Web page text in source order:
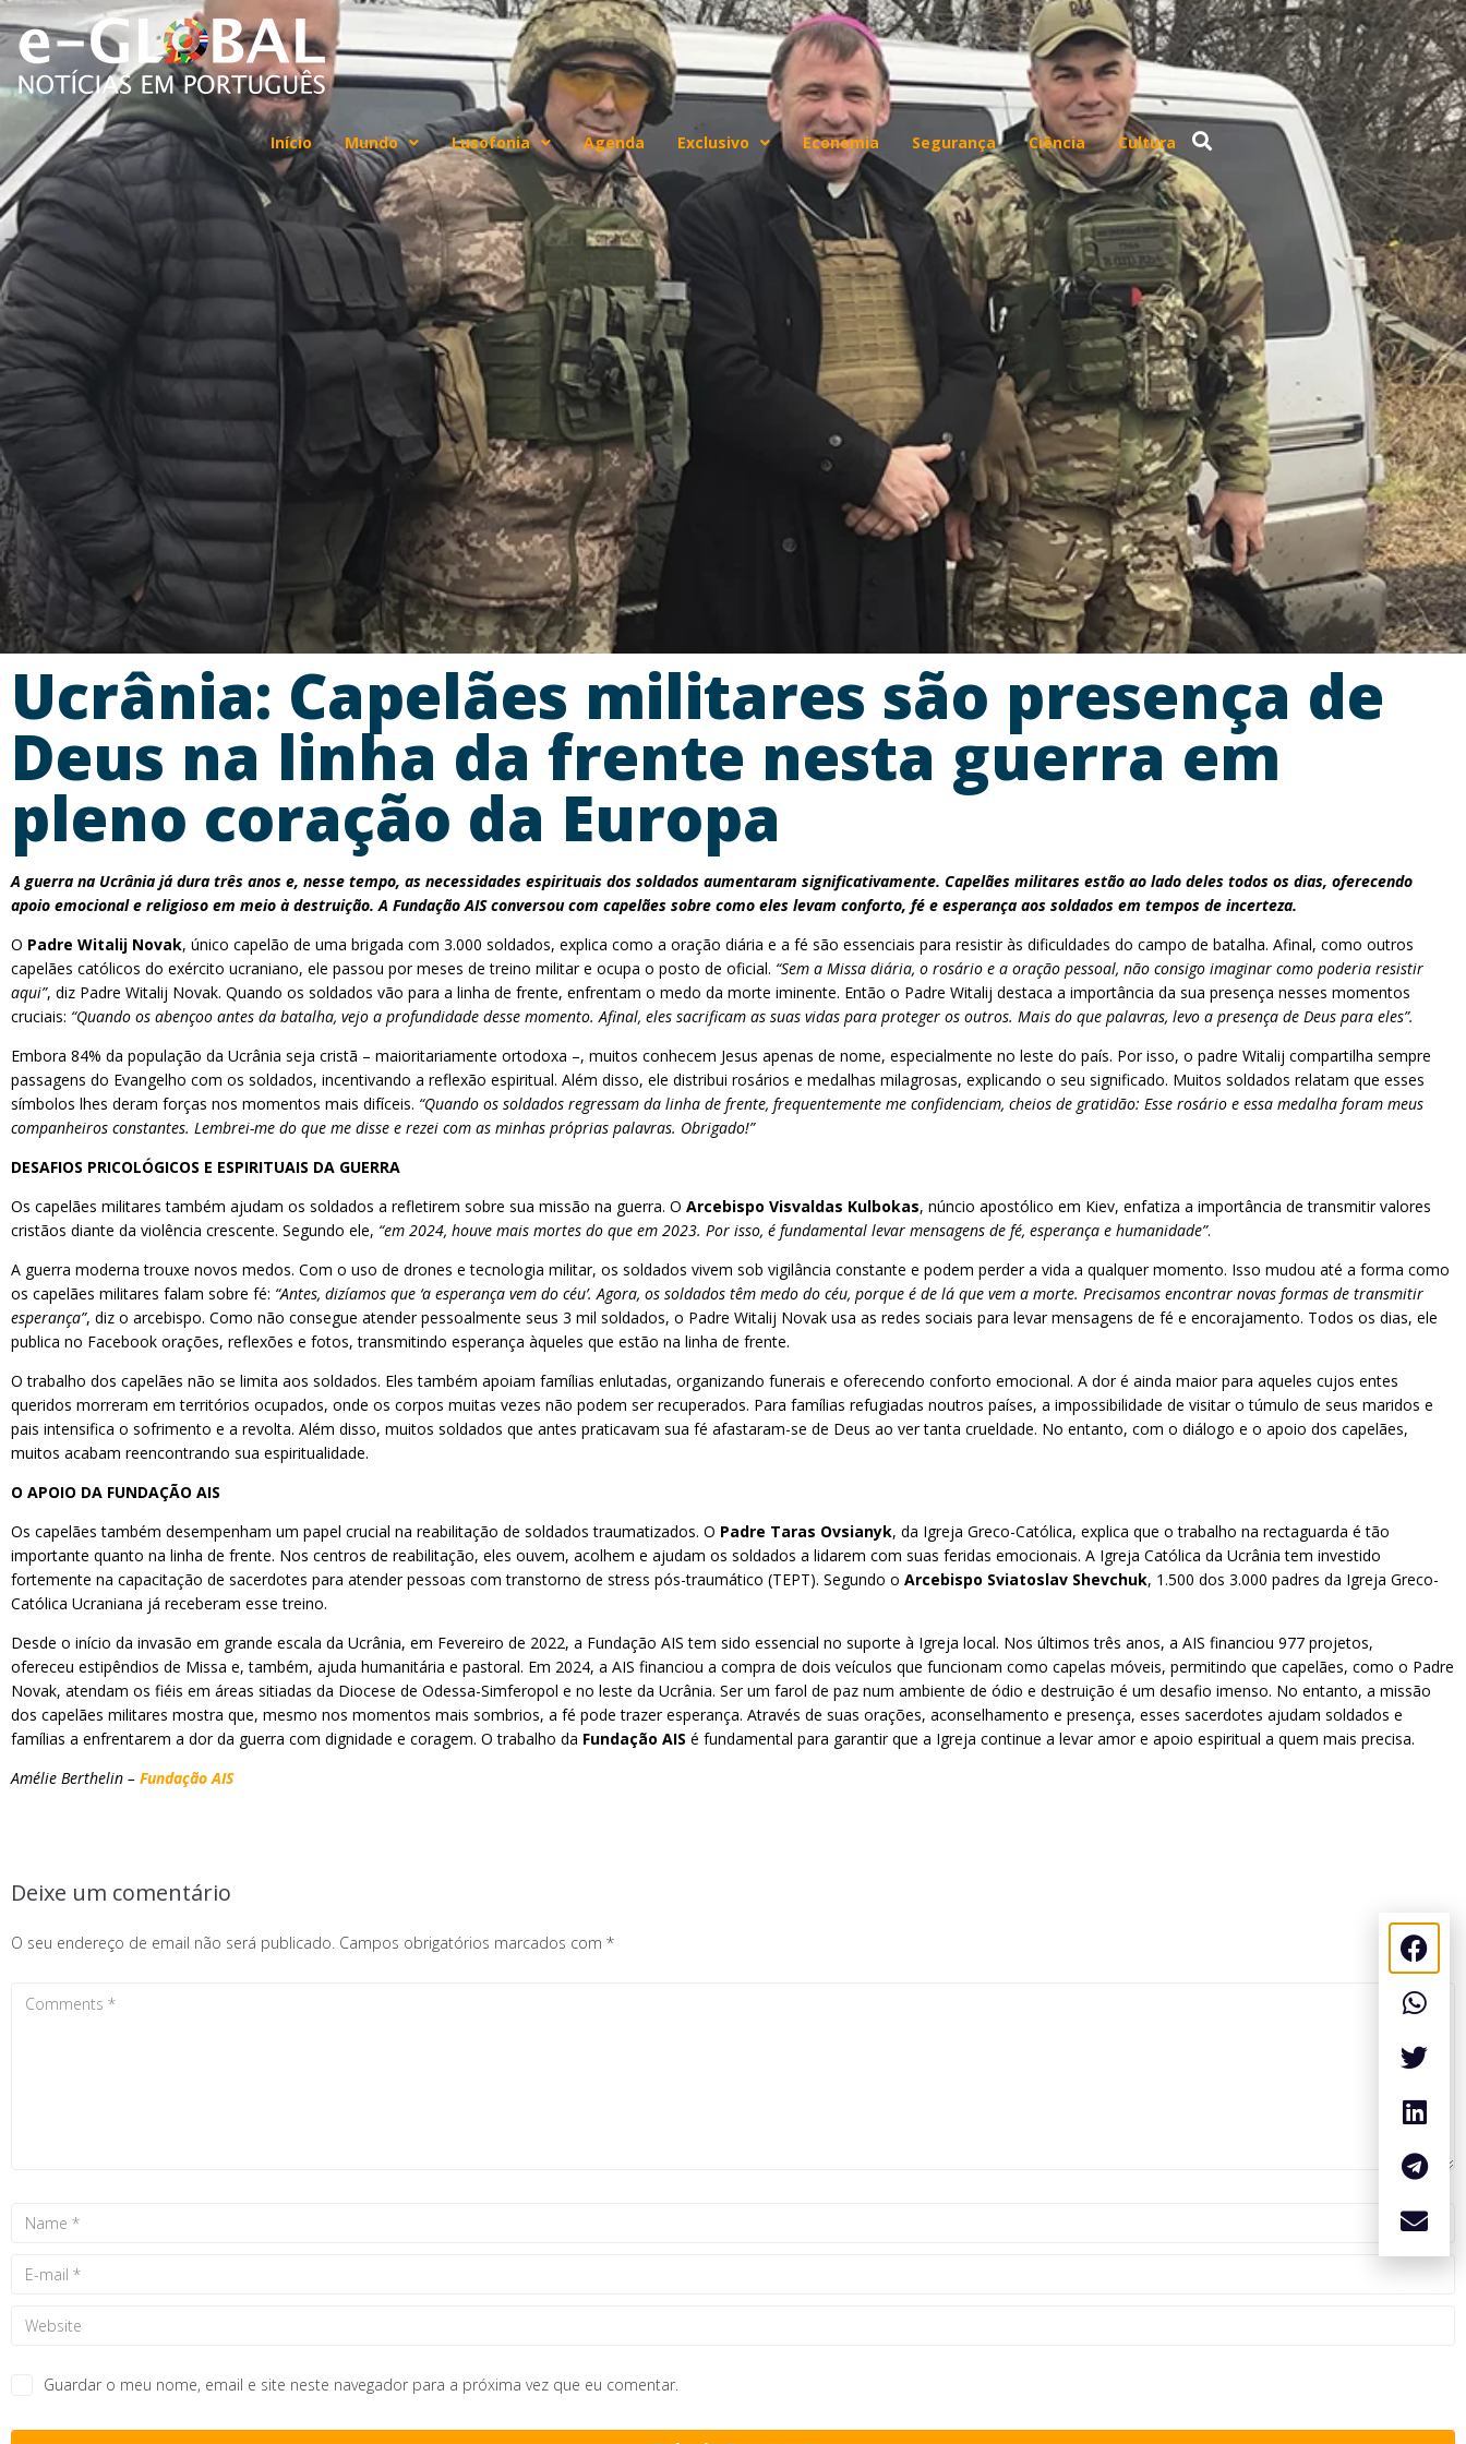
Início Mundo Lusofonia Agenda Exclusivo Economia Segurança Ciência Cultura
Ucrânia: Capelães militares são presença de
Deus na linha da frente nesta guerra em
pleno coração da Europa
A guerra na Ucrânia já dura três anos e, nesse tempo, as necessidades espirituais dos soldados aumentaram significativamente. Capelães militares estão ao lado deles todos os dias, oferecendo
apoio emocional e religioso em meio à destruição. A Fundação AIS conversou com capelães sobre como eles levam conforto, fé e esperança aos soldados em tempos de incerteza.
O Padre Witalij Novak, único capelão de uma brigada com 3.000 soldados, explica como a oração diária e a fé são essenciais para resistir às dificuldades do campo de batalha. Afinal, como outros
capelães católicos do exército ucraniano, ele passou por meses de treino militar e ocupa o posto de oficial. “Sem a Missa diária, o rosário e a oração pessoal, não consigo imaginar como poderia resistir
aqui”, diz Padre Witalij Novak. Quando os soldados vão para a linha de frente, enfrentam o medo da morte iminente. Então o Padre Witalij destaca a importância da sua presença nesses momentos
cruciais: “Quando os abençoo antes da batalha, vejo a profundidade desse momento. Afinal, eles sacrificam as suas vidas para proteger os outros. Mais do que palavras, levo a presença de Deus para eles”.
Embora 84% da população da Ucrânia seja cristã – maioritariamente ortodoxa –, muitos conhecem Jesus apenas de nome, especialmente no leste do país. Por isso, o padre Witalij compartilha sempre
passagens do Evangelho com os soldados, incentivando a reflexão espiritual. Além disso, ele distribui rosários e medalhas milagrosas, explicando o seu significado. Muitos soldados relatam que esses
símbolos lhes deram forças nos momentos mais difíceis. “Quando os soldados regressam da linha de frente, frequentemente me confidenciam, cheios de gratidão: Esse rosário e essa medalha foram meus
companheiros constantes. Lembrei-me do que me disse e rezei com as minhas próprias palavras. Obrigado!”
DESAFIOS PRICOLÓGICOS E ESPIRITUAIS DA GUERRA
Os capelães militares também ajudam os soldados a refletirem sobre sua missão na guerra. O Arcebispo Visvaldas Kulbokas, núncio apostólico em Kiev, enfatiza a importância de transmitir valores
cristãos diante da violência crescente. Segundo ele, “em 2024, houve mais mortes do que em 2023. Por isso, é fundamental levar mensagens de fé, esperança e humanidade”.
A guerra moderna trouxe novos medos. Com o uso de drones e tecnologia militar, os soldados vivem sob vigilância constante e podem perder a vida a qualquer momento. Isso mudou até a forma como
os capelães militares falam sobre fé: “Antes, dizíamos que ‘a esperança vem do céu’. Agora, os soldados têm medo do céu, porque é de lá que vem a morte. Precisamos encontrar novas formas de transmitir
esperança”, diz o arcebispo. Como não consegue atender pessoalmente seus 3 mil soldados, o Padre Witalij Novak usa as redes sociais para levar mensagens de fé e encorajamento. Todos os dias, ele
publica no Facebook orações, reflexões e fotos, transmitindo esperança àqueles que estão na linha de frente.
O trabalho dos capelães não se limita aos soldados. Eles também apoiam famílias enlutadas, organizando funerais e oferecendo conforto emocional. A dor é ainda maior para aqueles cujos entes
queridos morreram em territórios ocupados, onde os corpos muitas vezes não podem ser recuperados. Para famílias refugiadas noutros países, a impossibilidade de visitar o túmulo de seus maridos e
pais intensifica o sofrimento e a revolta. Além disso, muitos soldados que antes praticavam sua fé afastaram-se de Deus ao ver tanta crueldade. No entanto, com o diálogo e o apoio dos capelães,
muitos acabam reencontrando sua espiritualidade.
O APOIO DA FUNDAÇÃO AIS
Os capelães também desempenham um papel crucial na reabilitação de soldados traumatizados. O Padre Taras Ovsianyk, da Igreja Greco-Católica, explica que o trabalho na rectaguarda é tão
importante quanto na linha de frente. Nos centros de reabilitação, eles ouvem, acolhem e ajudam os soldados a lidarem com suas feridas emocionais. A Igreja Católica da Ucrânia tem investido
fortemente na capacitação de sacerdotes para atender pessoas com transtorno de stress pós-traumático (TEPT). Segundo o Arcebispo Sviatoslav Shevchuk, 1.500 dos 3.000 padres da Igreja Greco-
Católica Ucraniana já receberam esse treino.
Desde o início da invasão em grande escala da Ucrânia, em Fevereiro de 2022, a Fundação AIS tem sido essencial no suporte à Igreja local. Nos últimos três anos, a AIS financiou 977 projetos,
ofereceu estipêndios de Missa e, também, ajuda humanitária e pastoral. Em 2024, a AIS financiou a compra de dois veículos que funcionam como capelas móveis, permitindo que capelães, como o Padre
Novak, atendam os fiéis em áreas sitiadas da Diocese de Odessa-Simferopol e no leste da Ucrânia. Ser um farol de paz num ambiente de ódio e destruição é um desafio imenso. No entanto, a missão
dos capelães militares mostra que, mesmo nos momentos mais sombrios, a fé pode trazer esperança. Através de suas orações, aconselhamento e presença, esses sacerdotes ajudam soldados e
famílias a enfrentarem a dor da guerra com dignidade e coragem. O trabalho da Fundação AIS é fundamental para garantir que a Igreja continue a levar amor e apoio espiritual a quem mais precisa.
Amélie Berthelin – Fundação AIS
Deixe um comentário
O seu endereço de email não será publicado. Campos obrigatórios marcados com *
Guardar o meu nome, email e site neste navegador para a próxima vez que eu comentar.